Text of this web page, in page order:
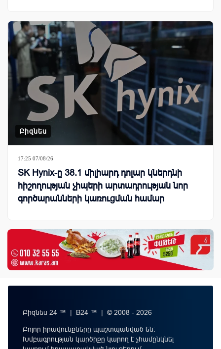
Բիզնես
17:25 07/08/26
SK Hynix-ը 38.1 միլիարդ դոլար կներդնի
հիշողության չիպերի արտադրության նոր
գործարանների կառուցման համար
Բիզնես 24 ™ | B24 ™ | © 2008 - 2026
Բոլոր իրավունքները պաշտպանված են:
Խմբագրության կարծիքը կարող է չհամընկնել